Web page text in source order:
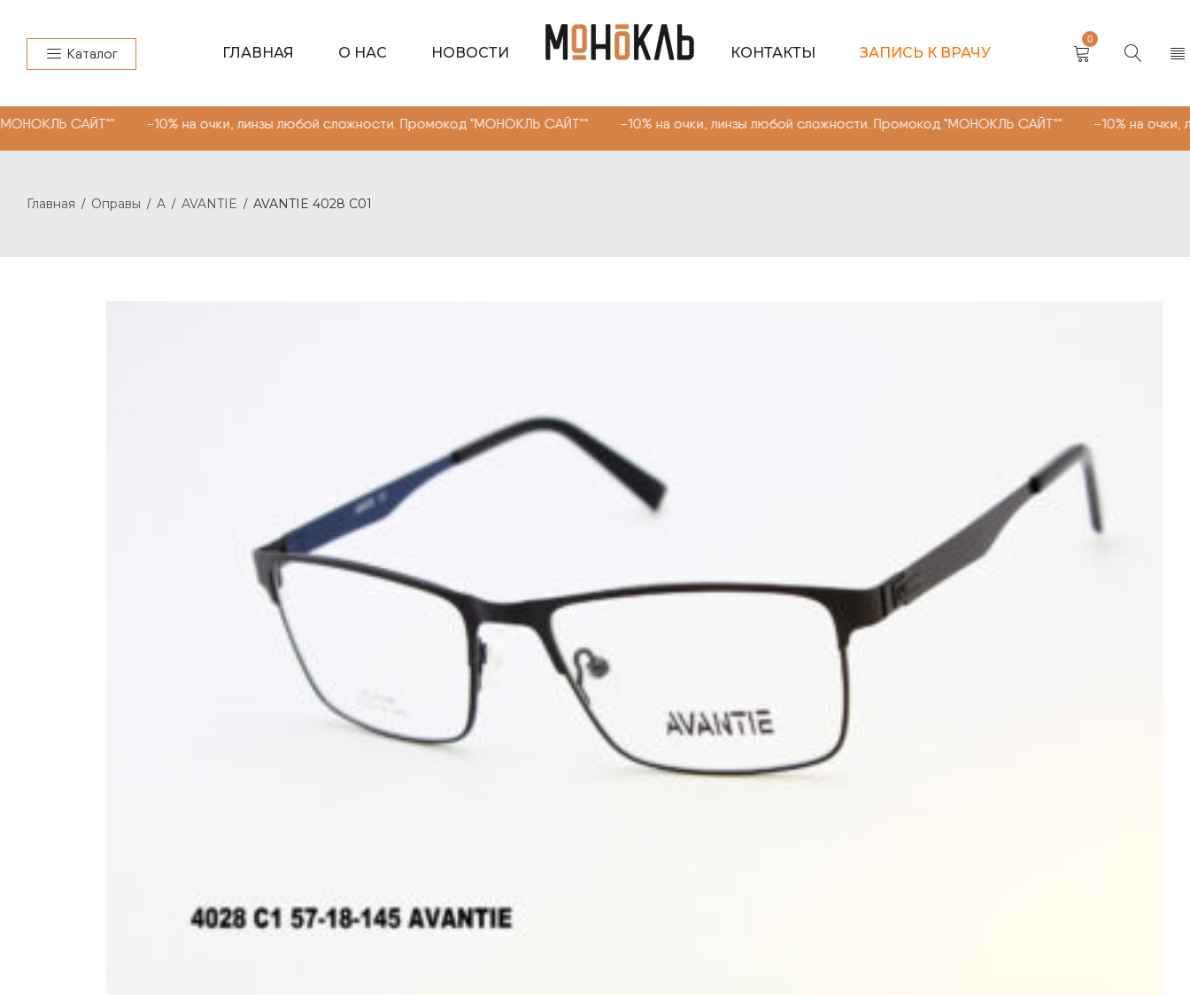
Каталог ГЛАВНАЯ О НАС НОВОСТИ КОНТАКТЫ ЗАПИСЬ К ВРАЧУ
0
-10% на очки, линзы любой сложности. Промокод "МОНОКЛЬ САЙТ"" -10% на очки, линзы любой сложности. Промокод "МОНОКЛЬ САЙТ"" -10% на очки,
Главная / Оправы / A / AVANTIE / AVANTIE 4028 С01